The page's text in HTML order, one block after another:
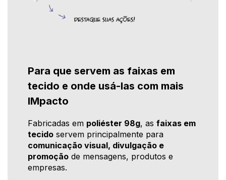
Para que servem as faixas em
tecido e onde usá-las com mais
IMpacto
Fabricadas em poliéster 98g, as faixas em
tecido servem principalmente para
comunicação visual, divulgação e
promoção de mensagens, produtos e
empresas.